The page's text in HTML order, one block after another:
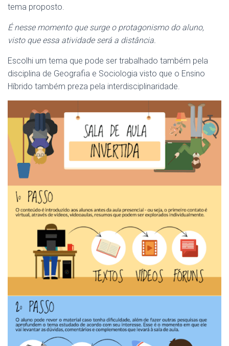
tema proposto.
É nesse momento que surge o protagonismo do aluno,
visto que essa atividade será a distância.
Escolhi um tema que pode ser trabalhado também pela
disciplina de Geografia e Sociologia visto que o Ensino
Híbrido também preza pela interdisciplinaridade.